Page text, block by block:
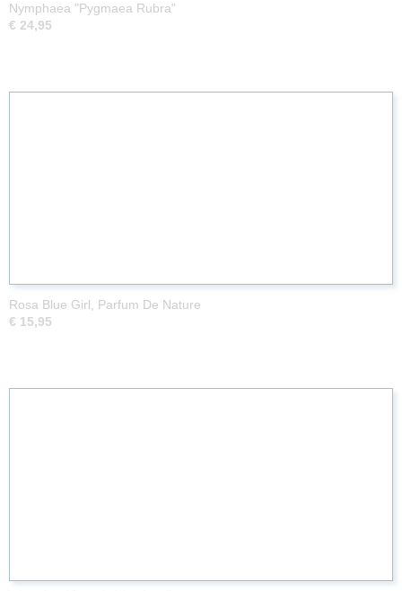
Nymphaea "Pygmaea Rubra"
€ 24,95
Rosa Blue Girl, Parfum De Nature
€ 15,95